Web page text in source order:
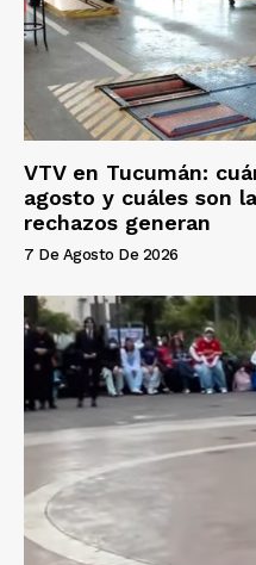
VTV en Tucumán:
agosto y cuáles son
rechazos generan
7 De Agosto De 2026